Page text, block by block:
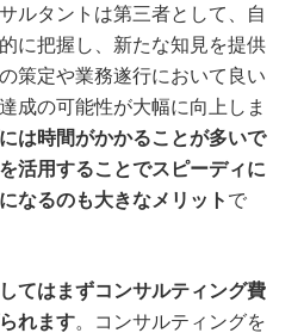
ルタントは第三者として、自
に把握し、新たな知見を提供
策定や業務遂行において良い
成の可能性が大幅に向上しま
は時間がかかることが多いで
活用することでスピーディに
なるのも大きなメリット で
てはまずコンサルティング費
れます。コンサルティングを